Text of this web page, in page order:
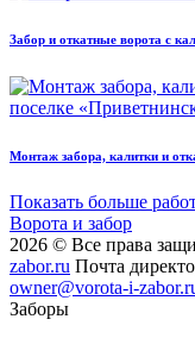
Забор и откатные ворота с
Монтаж забора, калитки и
Показать больше
Ворота и забор
2026 © Все права
zabor.ru Почта
owner@vorota-i-
Заборы